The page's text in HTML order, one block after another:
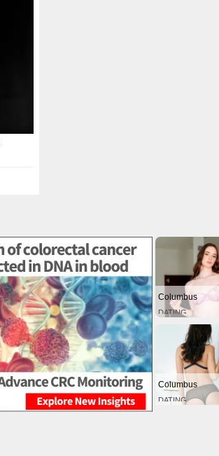
Columbus
DATING
Columbus
DATING